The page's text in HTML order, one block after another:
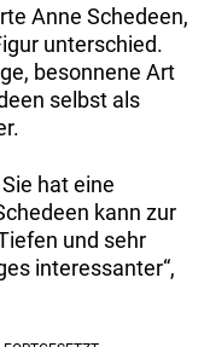
Anne Schedeen,
unterschied.
besonnene Art
selbst als
hat eine
kann zur
und sehr
interessanter“,